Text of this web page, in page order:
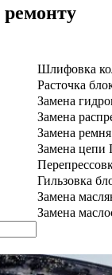
Шлифовка
Расточка
Замена
Замена
Замена
Замена
Гильзовка
Замена
Замена